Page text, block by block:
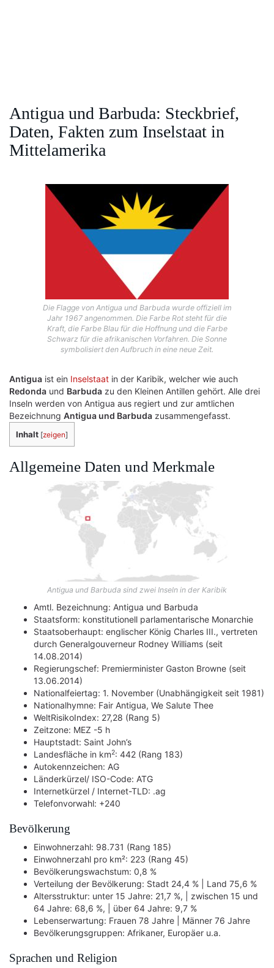
Antigua und Barbuda: Steckbrief,
Daten, Fakten zum Inselstaat in
Mittelamerika
Die Flagge von Antigua und Barbuda wurde offiziell im
Jahr 1967 angenommen. Die Farbe Rot steht für die
Kraft, die Farbe Blau für die Hoffnung und die Farbe
Schwarz für die afrikanischen Vorfahren. Die Sonne
symbolisiert den Aufbruch in eine neue Zeit.
Antigua ist ein Inselstaat in der Karibik, welcher wie auch
Redonda und Barbuda zu den Kleinen Antillen gehört. Alle drei
Inseln werden von Antigua aus regiert und zur amtlichen
Bezeichnung Antigua und Barbuda zusammengefasst.
Inhalt [zeigen]
Allgemeine Daten und Merkmale
Antigua und Barbuda sind zwei Inseln in der Karibik
Amtl. Bezeichnung: Antigua und Barbuda
Staatsform: konstitutionell parlamentarische Monarchie
Staatsoberhaupt: englischer König Charles III., vertreten
durch Generalgouverneur Rodney Williams (seit
14.08.2014)
Regierungschef: Premierminister Gaston Browne (seit
13.06.2014)
Nationalfeiertag: 1. November (Unabhängigkeit seit 1981)
Nationalhymne: Fair Antigua, We Salute Thee
WeltRisikoIndex: 27,28 (Rang 5)
Zeitzone: MEZ -5 h
Hauptstadt: Saint John’s
Landesfläche in km2: 442 (Rang 183)
Autokennzeichen: AG
Länderkürzel/ ISO-Code: ATG
Internetkürzel / Internet-TLD: .ag
Telefonvorwahl: +240
Bevölkerung
Einwohnerzahl: 98.731 (Rang 185)
Einwohnerzahl pro km²: 223 (Rang 45)
Bevölkerungswachstum: 0,8 %
Verteilung der Bevölkerung: Stadt 24,4 % | Land 75,6 %
Altersstruktur: unter 15 Jahre: 21,7 %, | zwischen 15 und
64 Jahre: 68,6 %, | über 64 Jahre: 9,7 %
Lebenserwartung: Frauen 78 Jahre | Männer 76 Jahre
Bevölkerungsgruppen: Afrikaner, Europäer u.a.
Sprachen und Religion